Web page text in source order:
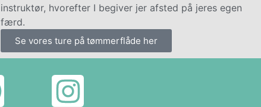
instruktør, hvorefter I begiver jer afsted på jeres egen
færd.
Se vores ture på tømmerflåde her